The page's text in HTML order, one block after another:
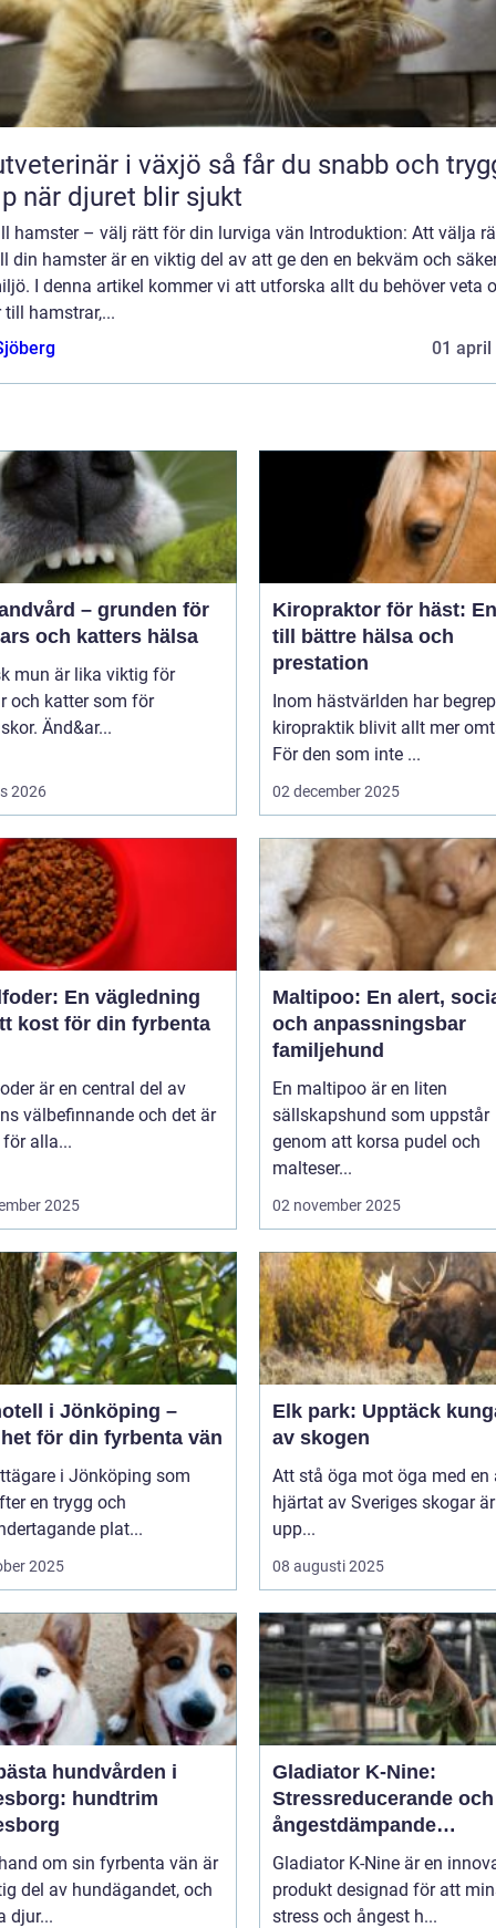
i växjö så får du snabb och trygg
när djuret blir sjukt
hamster – välj rätt för din lurviga vän Introduktion: Att välja
din hamster är en viktig del av att ge den en bekväm och
I denna artikel kommer vi att utforska allt du behöver veta
till hamstrar,...
01 april
– grunden för
och katters hälsa
mun är lika viktig för
och katter som för
Änd&ar...
2026
Kiropraktor för häst:
till bättre hälsa och
prestation
Inom hästvärlden har
kiropraktik blivit allt mer
För den som inte ...
02 december 2025
En vägledning
kost för din fyrbenta
är en central del av
välbefinnande och det är
alla...
2025
Maltipoo: En alert,
och anpassningsbar
familjehund
En maltipoo är en liten
sällskapshund som uppstår
genom att korsa pudel och
malteser...
02 november 2025
i Jönköping –
för din fyrbenta vän
i Jönköping som
en trygg och
plat...
2025
Elk park: Upptäck
av skogen
Att stå öga mot öga med en
hjärtat av Sveriges skogar
upp...
08 augusti 2025
hundvården i
hundtrim
om sin fyrbenta vän är
del av hundägandet, och
djur...
Gladiator K-Nine:
Stressreducerande och
ångestdämpande
hundhalsband
Gladiator K-Nine är en
produkt designad för att
stress och ångest h...